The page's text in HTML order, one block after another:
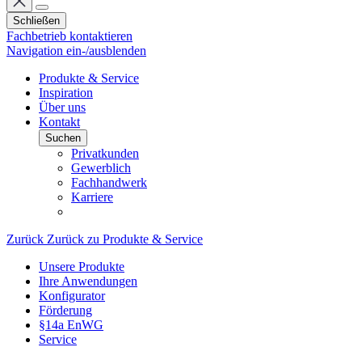
Schließen
Fachbetrieb kontaktieren
Navigation ein-/ausblenden
Produkte & Service
Inspiration
Über uns
Kontakt
Suchen
Privatkunden
Gewerblich
Fachhandwerk
Karriere
Zurück Zurück zu Produkte & Service
Unsere Produkte
Ihre Anwendungen
Konfigurator
Förderung
§14a EnWG
Service